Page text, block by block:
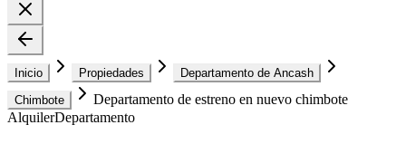
Inicio Propiedades
Departamento de Ancash
Chimbote
Departamento de estreno en nuevo chimbote
AlquilerDepartamento